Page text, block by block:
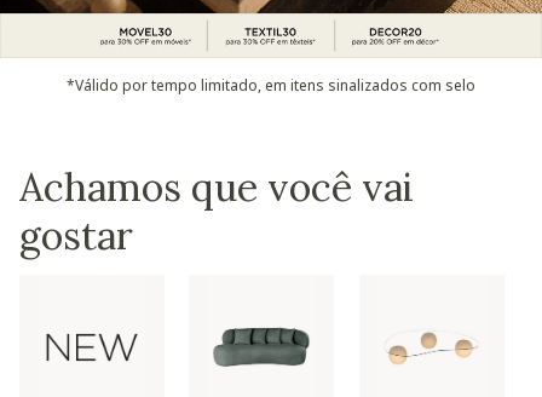
*Válido por tempo limitado, em itens sinalizados com selo
Achamos que você vai
gostar